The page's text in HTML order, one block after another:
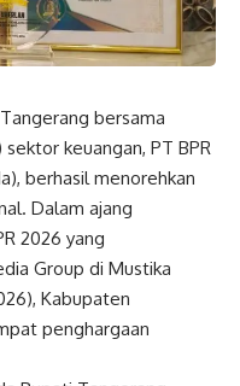
bersama
keuangan, PT BPR
berhasil menorehkan
Dalam ajang
2026 yang
Group di Mustika
Kabupaten
penghargaan